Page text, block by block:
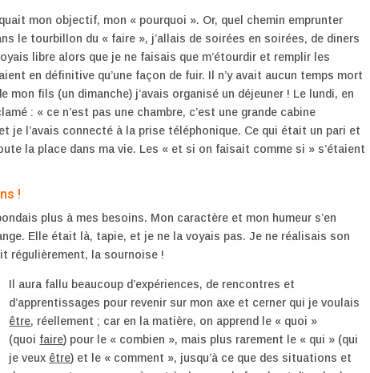
mon objectif, mon « pourquoi ». Or, quel chemin emprunter
le tourbillon du « faire », j’allais de soirées en soirées, de diners
libre alors que je ne faisais que m’étourdir et remplir les
en définitive qu’une façon de fuir. Il n’y avait aucun temps mort
mon fils (un dimanche) j’avais organisé un déjeuner ! Le lundi, en
: « ce n’est pas une chambre, c’est une grande cabine
je l’avais connecté à la prise téléphonique. Ce qui était un pari et
la place dans ma vie. Les « et si on faisait comme si » s’étaient
!
plus à mes besoins. Mon caractère et mon humeur s’en
Elle était là, tapie, et je ne la voyais pas. Je ne réalisais son
régulièrement, la sournoise !
Il aura fallu beaucoup d’expériences, de rencontres et
d’apprentissages pour revenir sur mon axe et cerner qui je voulais
être, réellement ; car en la matière, on apprend le « quoi »
(quoi faire) pour le « combien », mais plus rarement le « qui » (qui
je veux être) et le « comment », jusqu’à ce que des situations et